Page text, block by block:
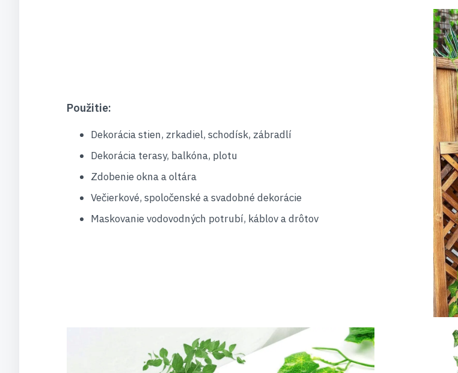
Použitie:
Dekorácia stien, zrkadiel, schodísk, zábradlí
Dekorácia terasy, balkóna, plotu
Zdobenie okna a oltára
Večierkové, spoločenské a svadobné dekorácie
Maskovanie vodovodných potrubí, káblov a drôtov